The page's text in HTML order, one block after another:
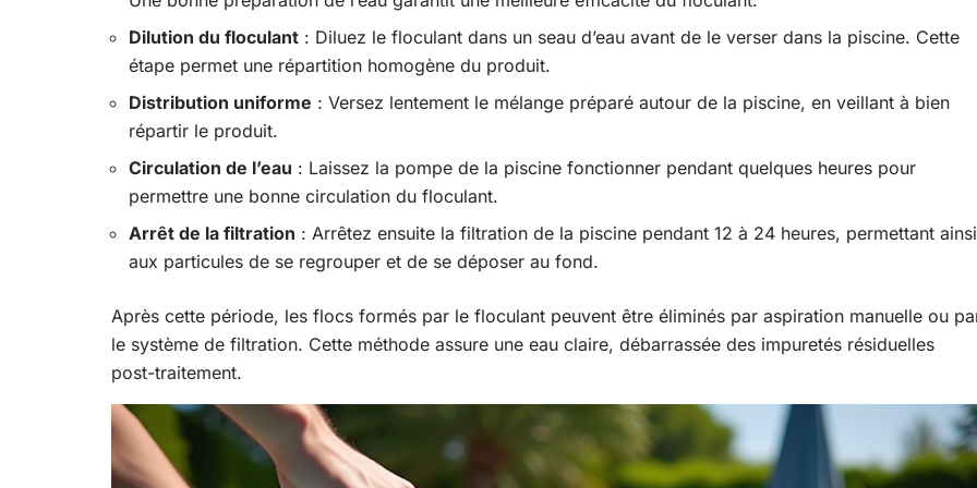
Dilution du floculant : Diluez le floculant dans un seau d’eau avant de le verser dans la piscine. Cette
étape permet une répartition homogène du produit.
Distribution uniforme : Versez lentement le mélange préparé autour de la piscine, en veillant à bien
répartir le produit.
Circulation de l’eau : Laissez la pompe de la piscine fonctionner pendant quelques heures pour
permettre une bonne circulation du floculant.
Arrêt de la filtration : Arrêtez ensuite la filtration de la piscine pendant 12 à 24 heures, permettant ainsi
aux particules de se regrouper et de se déposer au fond.
Après cette période, les flocs formés par le floculant peuvent être éliminés par aspiration manuelle ou
le système de filtration. Cette méthode assure une eau claire, débarrassée des impuretés résiduelles
post-traitement.